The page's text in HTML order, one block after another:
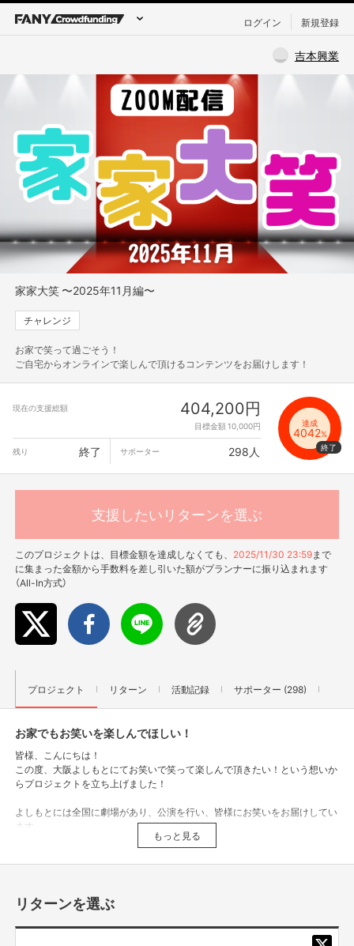
ログイン 新規登録
吉本興業
家家大笑 〜2025年11月編〜
チャレンジ
お家で笑って過ごそう！
ご自宅からオンラインで楽しんで頂けるコンテンツをお届けします！
現在の支援総額 404,200円
目標金額 10,000円 達成
4042%
残り
終了 サポーター 298人
支援したいリターンを選ぶ
このプロジェクトは、目標金額を達成しなくても、 2025/11/30 23:59まで
に集まった金額から手数料を差し引いた額がプランナーに振り込まれます
（All-In方式）
プロジェクト リターン 活動記録 サポーター (298)
お家でもお笑いを楽しんでほしい！
皆様、こんにちは！
この度、大阪よしもとにてお笑いで笑って楽しんで頂きたい！という想いか
らプロジェクトを立ち上げました！
よしもとには全国に劇場があり、公演を行い、皆様にお笑いをお届けしてい
ます。
阪ならではのコンテンツを日々企画・制作し、皆様にお届けしております。
お笑いを少しでも楽しんで頂きたいという思いから、オンラインツールを用
いて様々なお笑いのコンテンツをご自宅でお楽しみ頂こうと企画致しまし
た！
もっと見る
リターンを選ぶ